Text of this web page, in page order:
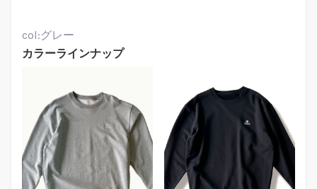
col:グレー
カラーラインナップ